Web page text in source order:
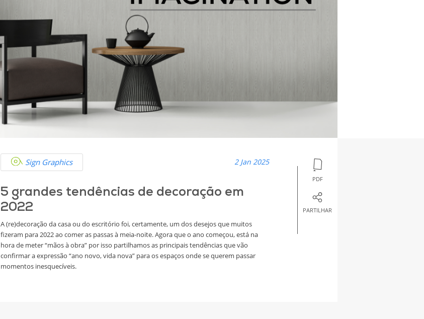
Sign Graphics 2 Jan 2025
5 grandes tendências de decoração em
2022
A (re)decoração da casa ou do escritório foi, certamente, um dos desejos que muitos
fizeram para 2022 ao comer as passas à meia-noite. Agora que o ano começou, está na
hora de meter “mãos à obra” por isso partilhamos as principais tendências que vão
confirmar a expressão “ano novo, vida nova” para os espaços onde se querem passar
momentos inesquecíveis.
PDF
PARTILHAR